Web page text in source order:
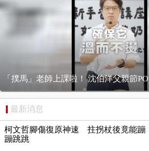
獨家／ 強風釀禍！ 喜來登飯店圍籬砸
最新消息
柯文哲腳傷復原神速 拄拐杖後竟能蹦
蹦跳跳